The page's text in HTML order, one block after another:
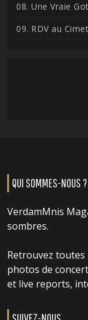
08. Une Vraie
09. RDV au
QUI SOMMES-NOUS ?
VerdamMnis
sombres.
Retrouvez
photos de
et live reports,